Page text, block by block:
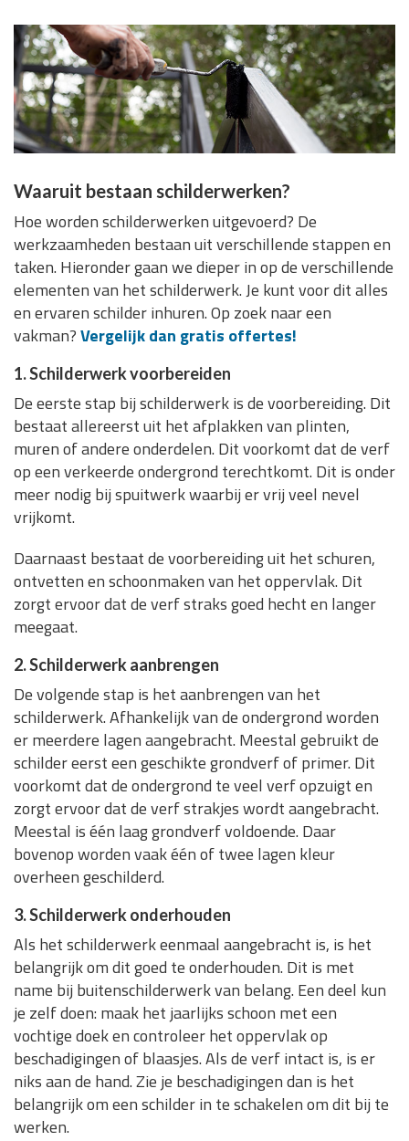
Waaruit bestaan schilderwerken?
Hoe worden schilderwerken uitgevoerd? De
werkzaamheden bestaan uit verschillende stappen en
taken. Hieronder gaan we dieper in op de verschillende
elementen van het schilderwerk. Je kunt voor dit alles
en ervaren schilder inhuren. Op zoek naar een
vakman?Vergelijk dan gratis offertes!
1. Schilderwerk voorbereiden
De eerste stap bij schilderwerk is de voorbereiding. Dit
bestaat allereerst uit het afplakken van plinten,
muren of andere onderdelen. Dit voorkomt dat de verf
op een verkeerde ondergrond terechtkomt. Dit is onder
meer nodig bij spuitwerk waarbij er vrij veel nevel
vrijkomt.
Daarnaast bestaat de voorbereiding uit het schuren,
ontvetten en schoonmaken van het oppervlak. Dit
zorgt ervoor dat de verf straks goed hecht en langer
meegaat.
2. Schilderwerk aanbrengen
De volgende stap is het aanbrengen van het
schilderwerk. Afhankelijk van de ondergrond worden
er meerdere lagen aangebracht. Meestal gebruikt de
schilder eerst een geschikte grondverf of primer. Dit
voorkomt dat de ondergrond te veel verf opzuigt en
zorgt ervoor dat de verf strakjes wordt aangebracht.
Meestal is één laag grondverf voldoende. Daar
bovenop worden vaak één of twee lagen kleur
overheen geschilderd.
3. Schilderwerk onderhouden
Als het schilderwerk eenmaal aangebracht is, is het
belangrijk om dit goed te onderhouden. Dit is met
name bij buitenschilderwerk van belang. Een deel kun
je zelf doen: maak het jaarlijks schoon met een
vochtige doek en controleer het oppervlak op
beschadigingen of blaasjes. Als de verf intact is, is er
niks aan de hand. Zie je beschadigingen dan is het
belangrijk om een schilder in te schakelen om dit bij te
werken.